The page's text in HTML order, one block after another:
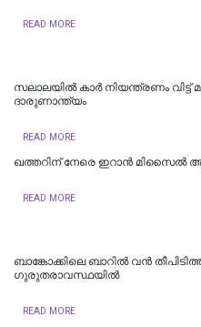
READ MORE
സലാലയില്‍ കാർ നിയന്ത്രണം വിട്ട്
ദാരുണാന്ത്യം
READ MORE
ഖത്തറിന് നേരെ ഇറാൻ മിസൈൽ
READ MORE
ബാങ്കോക്കിലെ ബാറിൽ വൻ
ഗുരുതരാവസ്ഥയിൽ
READ MORE